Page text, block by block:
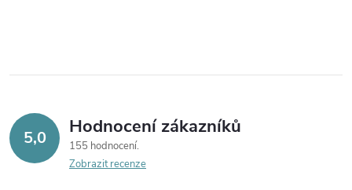
5,0 Hodnocení zákazníků
155 hodnocení
Zobrazit recenze